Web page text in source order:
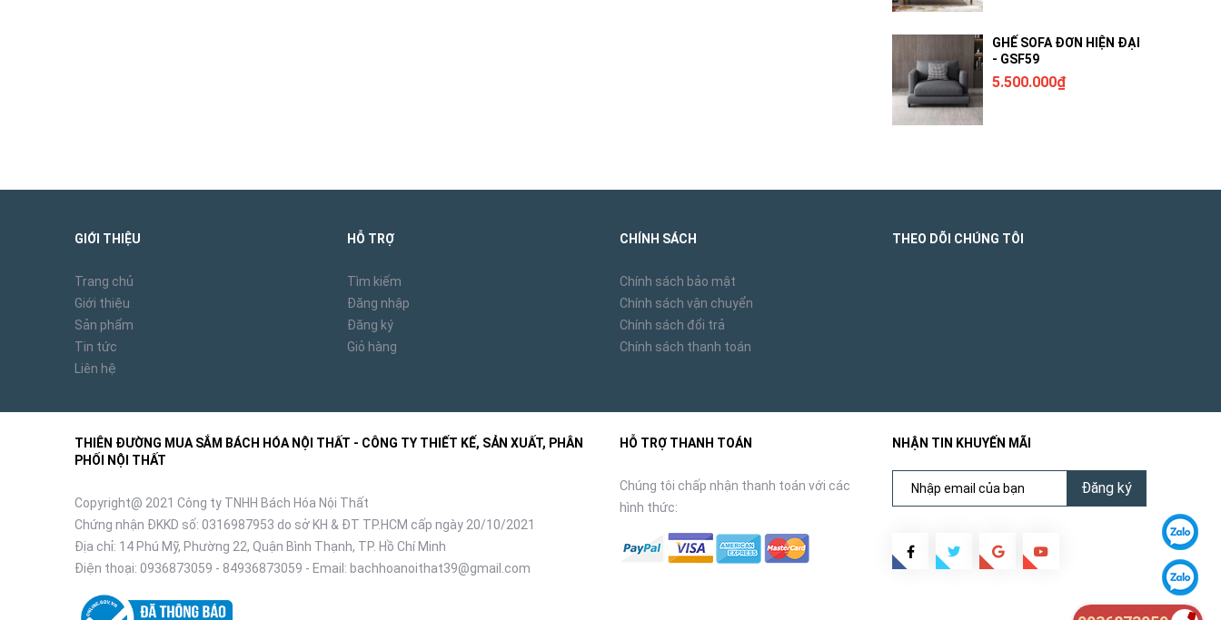
GHẾ SOFA ĐƠN HIỆN ĐẠI
- GSF59
5.500.000₫
GIỚI THIỆU
Trang chủ
Giới thiệu
Sản phẩm
Tin tức
Liên hệ
HỖ TRỢ
Tìm kiếm
Đăng nhập
Đăng ký
Giỏ hàng
CHÍNH SÁCH
Chính sách bảo mật
Chính sách vận chuyển
Chính sách đổi trả
Chính sách thanh toán
THEO DÕI CHÚNG TÔI
THIÊN ĐƯỜNG MUA SẮM BÁCH HÓA NỘI THẤT - CÔNG TY THIẾT KẾ, SẢN XUẤT, PHÂN
PHỐI NỘI THẤT
Copyright@ 2021 Công ty TNHH Bách Hóa Nội Thất
Chứng nhận ĐKKD số: 0316987953 do sở KH & ĐT TP.HCM cấp ngày 20/10/2021
Địa chỉ: 14 Phú Mỹ, Phường 22, Quận Bình Thạnh, TP. Hồ Chí Minh
Điện thoại: 0936873059 - 84936873059 - Email: bachhoanoithat39@gmail.com
HỖ TRỢ THANH TOÁN
Chúng tôi chấp nhận thanh toán với các
hình thức:
NHẬN TIN KHUYẾN MÃI
Đăng ký